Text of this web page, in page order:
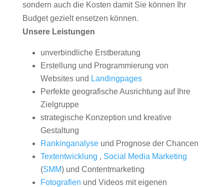
sondern auch die Kosten damit Sie können Ihr
Budget gezielt ensetzen können.
Unsere Leistungen
unverbindliche Erstberatung
Erstellung und Programmierung von
Websites und Landingpages
Perfekte geografische Ausrichtung auf Ihre
Zielgruppe
strategische Konzeption und kreative
Gestaltung
Rankinganalyseund Prognose der Chancen
Textentwicklung , Social Media Marketing
(SMM) und Contentmarketing
Fotografien und Videos mit eigenen